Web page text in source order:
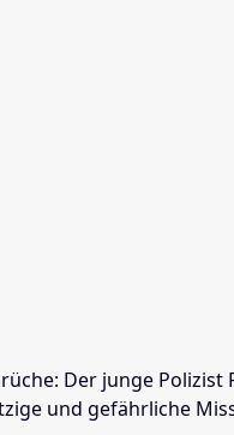
Der junge
und gefährliche